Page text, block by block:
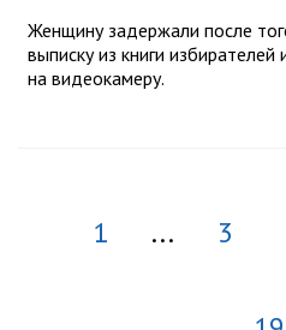
Женщину задержали после
выписку из книги
на видеокамеру.
1 ... 3